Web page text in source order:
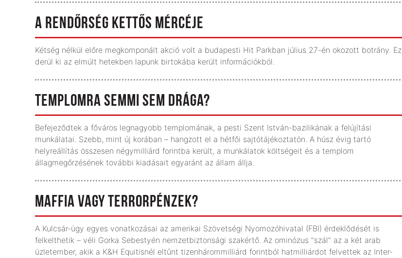
A RENDŐRSÉG KETTŐS MÉRCÉJE
Kétség nélkül előre megkomponált akció volt a budapesti Hit Parkban július 27-én okozott botrány. Ez
derül ki az elmúlt hetekben lapunk birtokába került információkból.
TEMPLOMRA SEMMI SEM DRÁGA?
Befejeződtek a főváros legnagyobb templomának, a pesti Szent István-bazilikának a felújítási
munkálatai. Szebb, mint új korában – hangzott el a hétfői sajtótájékoztatón. A húsz évig tartó
helyreállítás összesen négymilliárd forintba került, a munkálatok költségeit és a templom
állagmegőrzésének további kiadásait egyaránt az állam állja.
MAFFIA VAGY TERRORPÉNZEK?
A Kulcsár-ügy egyes vonatkozásai az amerikai Szövetségi Nyomozóhivatal (FBI) érdeklődését is
felkelthetik – véli Gorka Sebestyén nemzetbiztonsági szakértő. Az ominózus "szál" az a két arab
üzletember, akik a K&H Equitisnél eltűnt tizenhárommilliárd forintból hatmilliárdot felvettek az Inter-